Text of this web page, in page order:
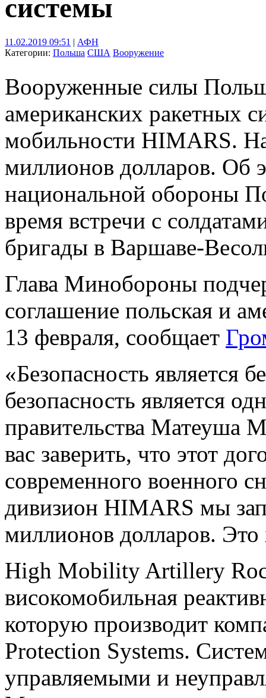
системы
11.02.2019 09:51 | АФН
Категории: Польша США Вооружение
Вооруженные силы
американских ракетных
мобильности HIMARS.
миллионов долларов. Об
национальной обороны
время встречи с
бригады в Варшаве-
Глава Минобороны
соглашение польская и
13 февраля, сообщает
«Безопасность является
безопасность является
правительства Матеуша
вас заверить, что этот
современного военного
дивизион HIMARS мы
миллионов долларов.
High Mobility Artillery
високомобильная
которую производит
Protection Systems.
управляемыми и